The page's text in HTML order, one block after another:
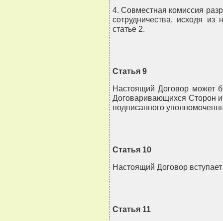
4. Совместная комиссия
сотрудничества, исходя из
статье 2.
Статья 9
Настоящий Договор может
Договаривающихся Сторон
подписанного
Статья 10
Настоящий Договор
Статья 11